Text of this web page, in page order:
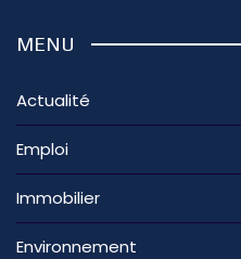
MENU
Actualité
Emploi
Immobilier
Environnement